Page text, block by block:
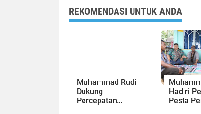
REKOMENDASI UNTUK ANDA
Muhammad Rudi
Dukung
Percepatan
Hadiri
Pesta